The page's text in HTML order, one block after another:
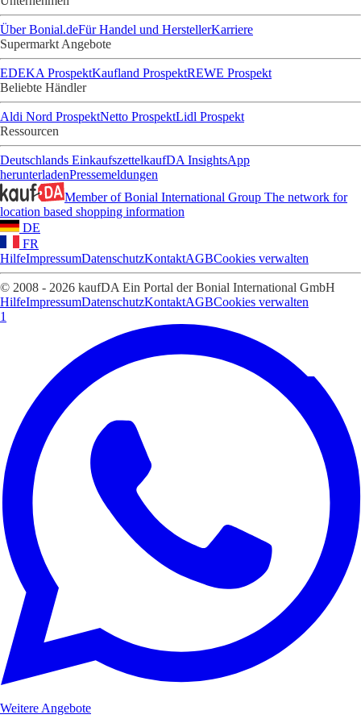
Über Bonial.deFür Handel und HerstellerKarriere
Supermarkt Angebote
EDEKA ProspektKaufland ProspektREWE Prospekt
Beliebte Händler
Aldi Nord ProspektNetto ProspektLidl Prospekt
Ressourcen
Deutschlands EinkaufszettelkaufDA InsightsApp
herunterladenPressemeldungen
Member of Bonial International Group The network for
location based shopping information
DE
FR
HilfeImpressumDatenschutzKontaktAGBCookies verwalten
© 2008 - 2026 kaufDA Ein Portal der Bonial International GmbH
HilfeImpressumDatenschutzKontaktAGBCookies verwalten
1
Weitere Angebote